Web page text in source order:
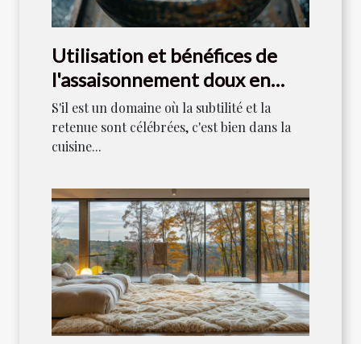
Utilisation et bénéfices de
l'assaisonnement doux en
cuisine japonaise
S'il est un domaine où la subtilité et la
retenue sont célébrées, c'est bien dans la
cuisine...